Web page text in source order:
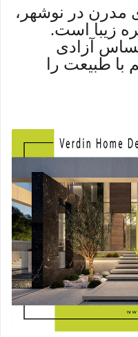
مدرن در نوشهر،
زیبا است.
آزادی
طبیعت را